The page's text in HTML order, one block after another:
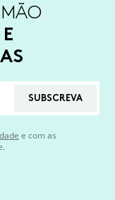
SUBSCREVA
e com as